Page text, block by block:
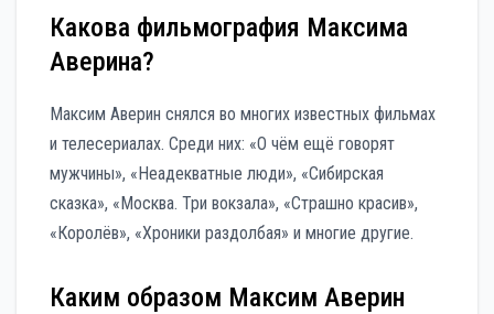
Какова фильмография Максима
Аверина?
Максим Аверин снялся во многих известных фильмах
и телесериалах. Среди них: «О чём ещё говорят
мужчины», «Неадекватные люди», «Сибирская
сказка», «Москва. Три вокзала», «Страшно красив»,
«Королёв», «Хроники раздолбая» и многие другие.
Каким образом Максим Аверин